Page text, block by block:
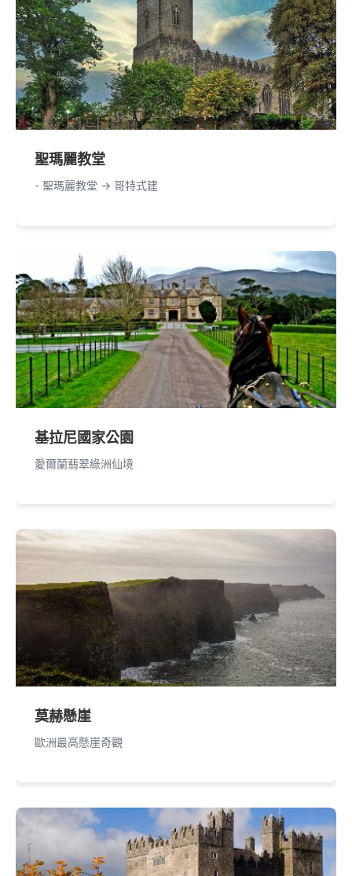
聖瑪麗教堂
- 聖瑪麗教堂 -> 哥特式建
基拉尼國家公園
愛爾蘭翡翠綠洲仙境
莫赫懸崖
歐洲最高懸崖奇觀